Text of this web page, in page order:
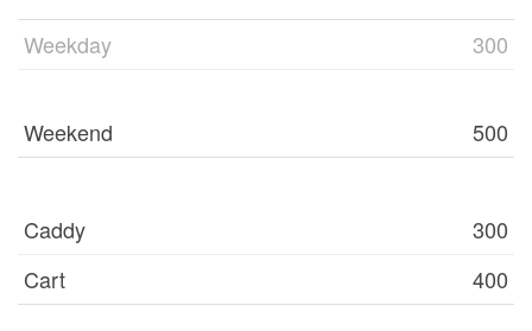
Weekday
300
Weekend 500
Caddy
300
Cart
400